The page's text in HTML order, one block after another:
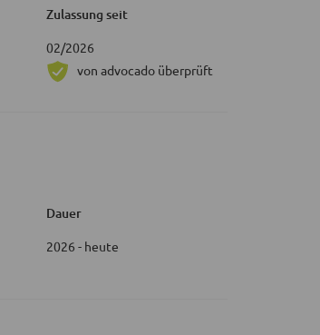
Zulassung seit
02/2026
von advocado überprüft
Dauer
2026 - heute